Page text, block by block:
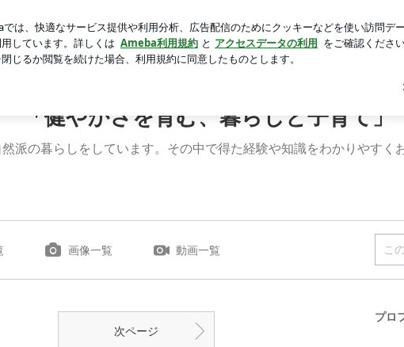
まつ毛パーマ ログイン
「健やかさを育む、暮らしと子育て」
派の暮らしをしています。その中で得た経験や知識をわかりやすく
画像一覧 動画一覧
次ページ
プロ